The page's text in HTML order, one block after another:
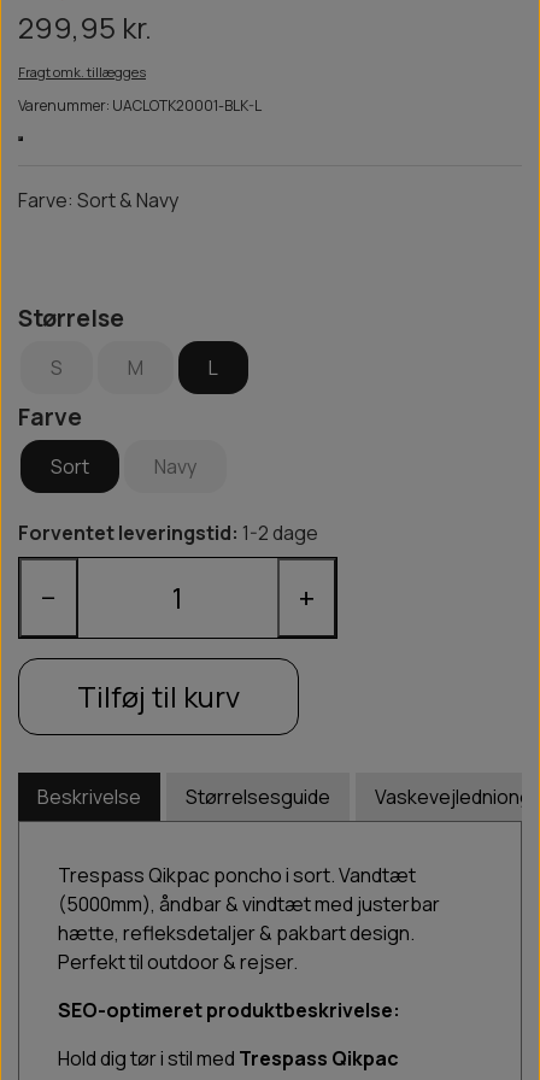
299,95 kr.
Fragt omk. tillægges
Varenummer: UACLOTK20001-BLK-L
Farve: Sort & Navy
Størrelse
S M L
Farve
Sort Navy
Forventet leveringstid: 1-2 dage
− +
Tilføj til kurv
Beskrivelse Størrelsesguide Vaskevejledniong
Trespass Qikpac poncho i sort. Vandtæt
(5000mm), åndbar & vindtæt med justerbar
hætte, refleksdetaljer & pakbart design.
Perfekt til outdoor & rejser.
SEO-optimeret produktbeskrivelse:
Hold dig tør i stil med Trespass Qikpac